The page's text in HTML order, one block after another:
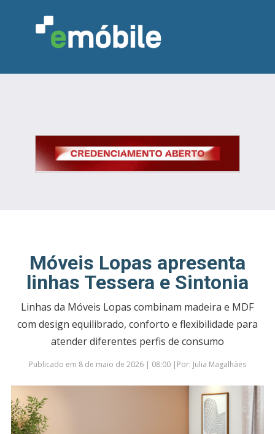
INDICADORES
FEIRAS NOTÍCIAS
Móveis Lopas apresenta
linhas Tessera e Sintonia
Linhas da Móveis Lopas combinam madeira e MDF
com design equilibrado, conforto e flexibilidade para
atender diferentes perfis de consumo
Publicado em 8 de maio de 2026 | 08:00 |Por: Julia Magalhães